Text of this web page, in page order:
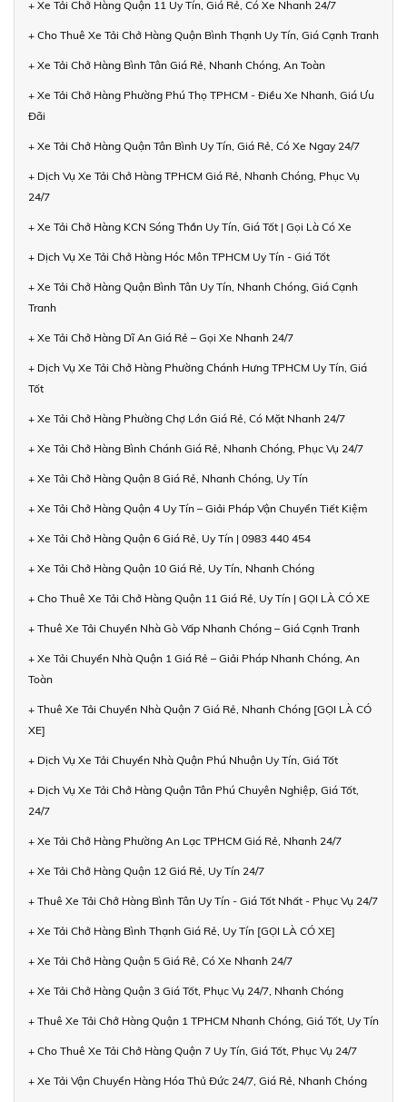
+ Xe Tải Chở Hàng Quận 11 Uy Tín, Giá Rẻ, Có Xe Nhanh 24/7
+ Cho Thuê Xe Tải Chở Hàng Quận Bình Thạnh Uy Tín, Giá Cạnh Tranh
+ Xe Tải Chở Hàng Bình Tân Giá Rẻ, Nhanh Chóng, An Toàn
+ Xe Tải Chở Hàng Phường Phú Thọ TPHCM - Điều Xe Nhanh, Giá Ưu
Đãi
+ Xe Tải Chở Hàng Quận Tân Bình Uy Tín, Giá Rẻ, Có Xe Ngay 24/7
+ Dịch Vụ Xe Tải Chở Hàng TPHCM Giá Rẻ, Nhanh Chóng, Phục Vụ
24/7
+ Xe Tải Chở Hàng KCN Sóng Thần Uy Tín, Giá Tốt | Gọi Là Có Xe
+ Dịch Vụ Xe Tải Chở Hàng Hóc Môn TPHCM Uy Tín - Giá Tốt
+ Xe Tải Chở Hàng Quận Bình Tân Uy Tín, Nhanh Chóng, Giá Cạnh
Tranh
+ Xe Tải Chở Hàng Dĩ An Giá Rẻ – Gọi Xe Nhanh 24/7
+ Dịch Vụ Xe Tải Chở Hàng Phường Chánh Hưng TPHCM Uy Tín, Giá
Tốt
+ Xe Tải Chở Hàng Phường Chợ Lớn Giá Rẻ, Có Mặt Nhanh 24/7
+ Xe Tải Chở Hàng Bình Chánh Giá Rẻ, Nhanh Chóng, Phục Vụ 24/7
+ Xe Tải Chở Hàng Quận 8 Giá Rẻ, Nhanh Chóng, Uy Tín
+ Xe Tải Chở Hàng Quận 4 Uy Tín – Giải Pháp Vận Chuyển Tiết Kiệm
+ Xe Tải Chở Hàng Quận 6 Giá Rẻ, Uy Tín | 0983 440 454
+ Xe Tải Chở Hàng Quận 10 Giá Rẻ, Uy Tín, Nhanh Chóng
+ Cho Thuê Xe Tải Chở Hàng Quận 11 Giá Rẻ, Uy Tín | GỌI LÀ CÓ XE
+ Thuê Xe Tải Chuyển Nhà Gò Vấp Nhanh Chóng – Giá Cạnh Tranh
+ Xe Tải Chuyển Nhà Quận 1 Giá Rẻ – Giải Pháp Nhanh Chóng, An
Toàn
+ Thuê Xe Tải Chuyển Nhà Quận 7 Giá Rẻ, Nhanh Chóng [GỌI LÀ CÓ
XE]
+ Dịch Vụ Xe Tải Chuyển Nhà Quận Phú Nhuận Uy Tín, Giá Tốt
+ Dịch Vụ Xe Tải Chở Hàng Quận Tân Phú Chuyên Nghiệp, Giá Tốt,
24/7
+ Xe Tải Chở Hàng Phường An Lạc TPHCM Giá Rẻ, Nhanh 24/7
+ Xe Tải Chở Hàng Quận 12 Giá Rẻ, Uy Tín 24/7
+ Thuê Xe Tải Chở Hàng Bình Tân Uy Tín - Giá Tốt Nhất - Phục Vụ 24/7
+ Xe Tải Chở Hàng Bình Thạnh Giá Rẻ, Uy Tín [GỌI LÀ CÓ XE]
+ Xe Tải Chở Hàng Quận 5 Giá Rẻ, Có Xe Nhanh 24/7
+ Xe Tải Chở Hàng Quận 3 Giá Tốt, Phục Vụ 24/7, Nhanh Chóng
+ Thuê Xe Tải Chở Hàng Quận 1 TPHCM Nhanh Chóng, Giá Tốt, Uy Tín
+ Cho Thuê Xe Tải Chở Hàng Quận 7 Uy Tín, Giá Tốt, Phục Vụ 24/7
+ Xe Tải Vận Chuyển Hàng Hóa Thủ Đức 24/7, Giá Rẻ, Nhanh Chóng